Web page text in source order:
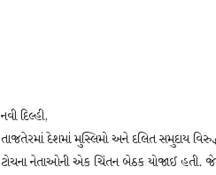
નવી દિલ્હી,
તાજતેરમાં દેશમાં મુસ્લિમો અને દલિત સમુદાય
ટોચના નેતાઓની એક ચિંતન બેઠક યોજાઈ હતી.